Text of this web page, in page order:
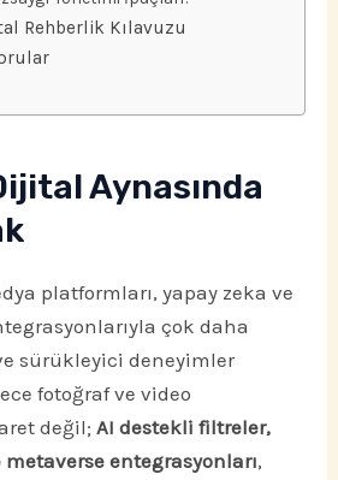
Rehberlik Kılavuzu
Aynasında
platformları, yapay zeka ve
çok daha
sürükleyici deneyimler
fotoğraf ve video
değil;AI destekli filtreler,
entegrasyonları,